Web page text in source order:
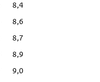
8,4
8,6
8,7
8,9
9,0